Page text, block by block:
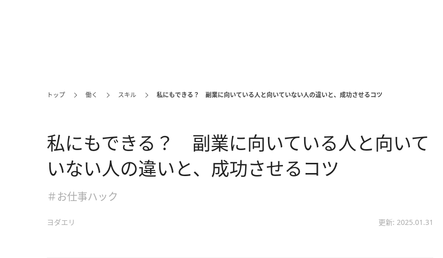
トップ 働く スキル 私にもできる？ 副業に向いている人と向いていない人の違いと、成功させるコツ
私にもできる？ 副業に向いている人と向いて
いない人の違いと、成功させるコツ
＃お仕事ハック
ヨダエリ 更新: 2025.01.31